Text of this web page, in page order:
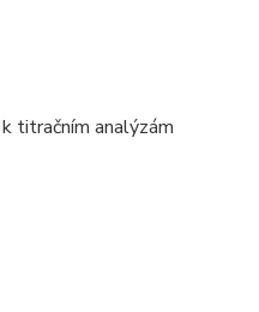
titračním analýzám